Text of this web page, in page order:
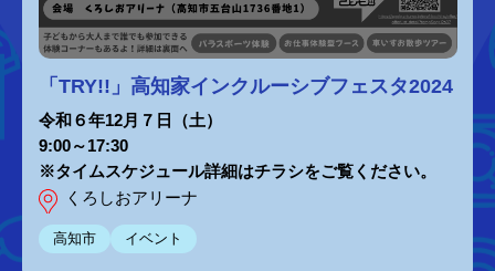
「TRY!!」高知家インクルーシブフェスタ2024
令和６年12月７日（土）
9:00～17:30
※タイムスケジュール詳細はチラシをご覧ください。
くろしおアリーナ
高知市 イベント